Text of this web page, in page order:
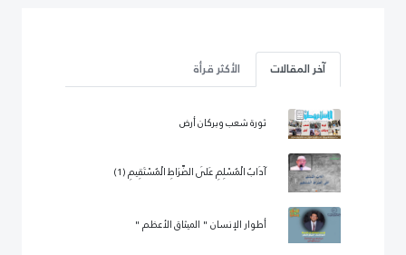
آخر المقالات الأكثر قرأة
ثورة شعب وبركان أرض
آدَابُ الْمُسْلِمِ عَلَى الصِّرَاطِ الْمُسْتَقِيمِ (1)
أطوار الإنسان " الميثاق الأعظم "